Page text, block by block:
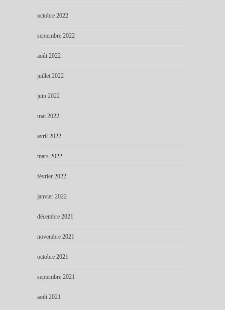
octobre 2022
septembre 2022
août 2022
juillet 2022
juin 2022
mai 2022
avril 2022
mars 2022
février 2022
janvier 2022
décembre 2021
novembre 2021
octobre 2021
septembre 2021
août 2021